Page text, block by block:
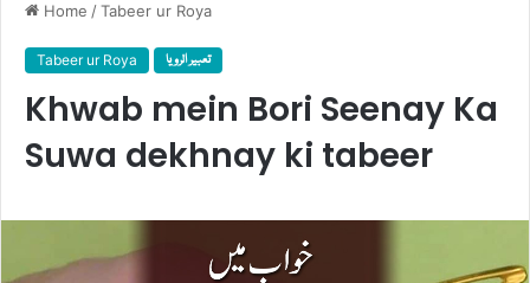
Home /Tabeer ur Roya
Tabeer ur Roya تعبیر الرویا
Khwab mein Bori Seenay Ka
Suwa dekhnay ki tabeer